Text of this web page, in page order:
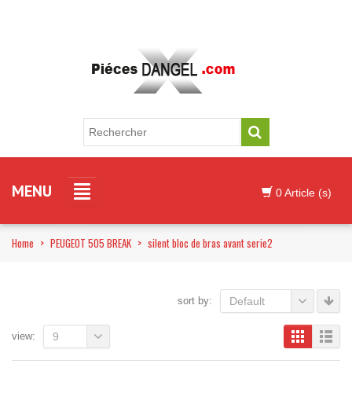
MENU 0 Article (s)
Home > PEUGEOT 505 BREAK > silent bloc de bras avant serie2
sort by: Default
view: 9